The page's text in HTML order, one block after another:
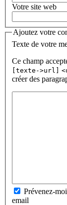
Votre site web
Ajoutez votre
Texte de votre
Ce champ
[texte->url]
créer des
Prévenez-
email